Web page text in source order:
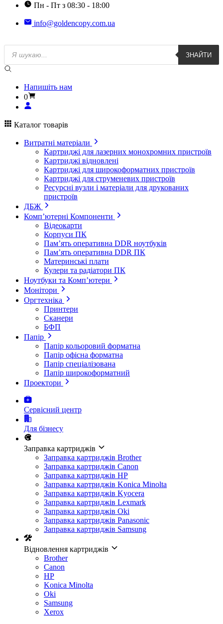
Пн - Пт з 08:30 - 18:00
info@goldencopy.com.ua
Пошук
товарів
ЗНАЙТИ
Напишіть нам
0
Каталог товарів
Витратні матеріали
Картриджі для лазерних монохромних пристроїв
Картриджі відновлені
Картриджі для широкоформатних пристроїв
Картриджі для струменевих пристроїв
Ресурсні вузли і матеріали для друкованих
пристроїв
ДБЖ
Комп’ютерні Компоненти
Відеокарти
Корпуси ПК
Пам’ять оперативна DDR ноутбуків
Пам’ять оперативна DDR ПК
Материнські плати
Кулери та радіатори ПК
Ноутбуки та Комп’ютери
Монітори
Оргтехніка
Принтери
Сканери
БФП
Папір
Папір кольоровий форматна
Папір офісна форматна
Папір спеціалізована
Папір широкоформатний
Проектори
Сервісний центр
Для бізнесу
Заправка картриджів
Заправка картриджів Brother
Заправка картриджів Canon
Заправка картриджів HP
Заправка картриджів Konica Minolta
Заправка картриджів Kyocera
Заправка картриджів Lexmark
Заправка картриджів Oki
Заправка картриджів Panasonic
Заправка картриджів Samsung
Відновлення картриджів
Brother
Canon
HP
Konica Minolta
Oki
Samsung
Xerox